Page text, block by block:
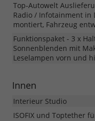
Top-Autowelt
Radio / Infotainment in
montiert, Fahrzeug
Funktionspaket - 3 x
Sonnenblenden mit
Leselampen vorn und
Innen
Interieur Studio
ISOFIX und Toptether